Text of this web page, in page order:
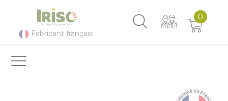
Fabricant français
0
Panneau de gestion des cookies